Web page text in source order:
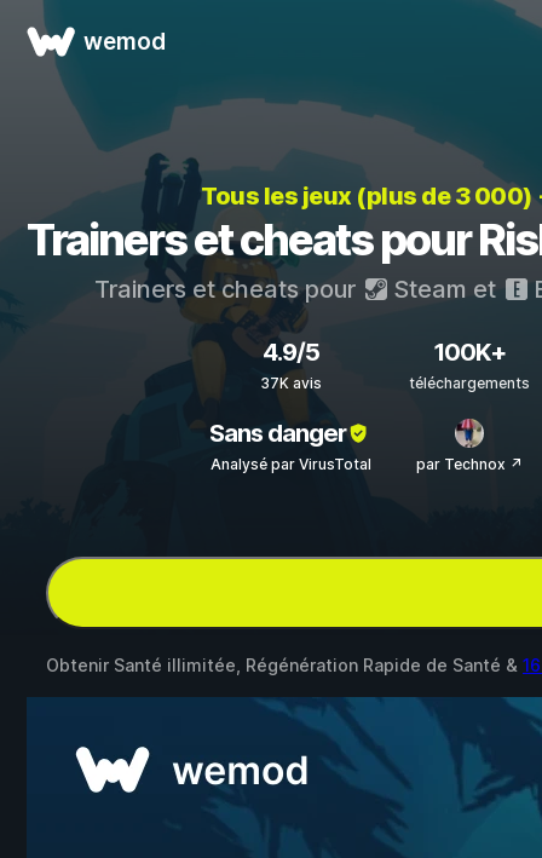
wemod
Tous les jeux (plus de 3
Trainers et cheats pour
Trainers et cheats pour Steam et
4.9/5
37K avis
100K+
téléchargements
Sans danger
Analysé par VirusTotal par Technox ↗
Obtenir Santé illimitée, Régénération Rapide de Santé &